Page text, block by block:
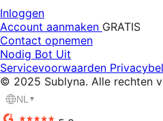
Inloggen
Account aanmaken GRATIS
Contact opnemen
Nodig Bot Uit
Servicevoorwaarden
© 2025 Sublyna. Alle rechten
NL ▼